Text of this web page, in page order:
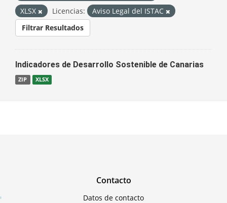
XLSX
Licencias:
Aviso Legal del ISTAC
Filtrar Resultados
Indicadores de Desarrollo Sostenible de Canarias
ZIP XLSX
Contacto
Datos de contacto